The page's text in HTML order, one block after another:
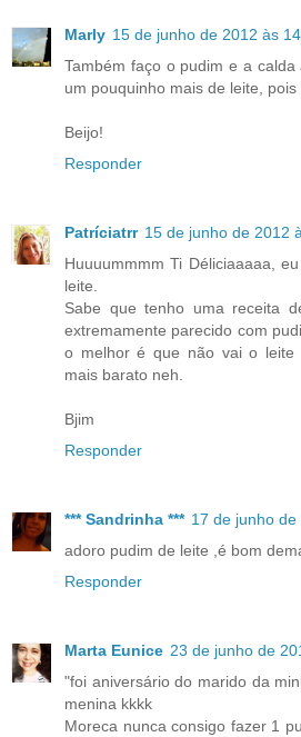
Marly 15 de junho de 2012 às
Também faço o pudim e a
um pouquinho mais de leite,
Beijo!
Responder
Patríciatrr 15 de junho de 2012
Huuuummmm Ti Déliciaaaaa,
leite.
Sabe que tenho uma receita
extremamente parecido com
o melhor é que não vai o leite
mais barato neh.
Bjim
Responder
*** Sandrinha *** 17 de junho
adoro pudim de leite ,é bom
Responder
Marta Eunice 23 de junho de
"foi aniversário do marido da
menina kkkk
Moreca nunca consigo fazer 1